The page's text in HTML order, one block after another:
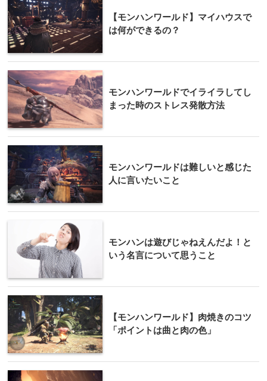
【モンハンワールド】マイハウスで
は何ができるの？
モンハンワールドでイライラしてし
まった時のストレス発散方法
モンハンワールドは難しいと感じた
人に言いたいこと
モンハンは遊びじゃねえんだよ！と
いう名言について思うこと
【モンハンワールド】肉焼きのコツ
「ポイントは曲と肉の色」